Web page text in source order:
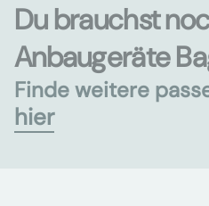
Du brauchst
Anbaugeräte
Finde weitere
hier